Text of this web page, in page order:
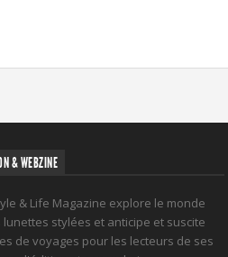
& WEBZINE
& Life Magazine explore le monde
lunettes stylées et anticipe et suscite
de voyages pour les lecteurs de ses